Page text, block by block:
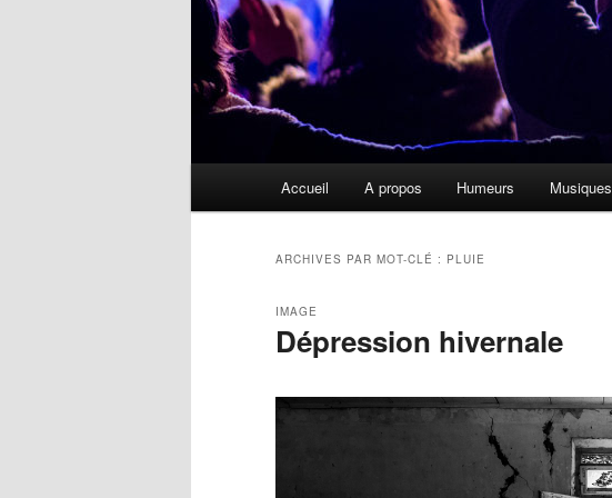
Accueil A propos Humeurs Musiques
ARCHIVES PAR MOT-CLÉ : PLUIE
Dépression hivernale
IMAGE